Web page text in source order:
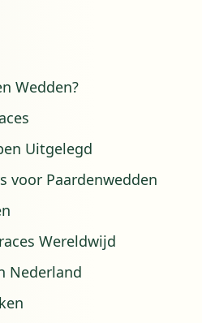
Wedden?
Uitgelegd
voor Paardenwedden
Wereldwijd
Nederland